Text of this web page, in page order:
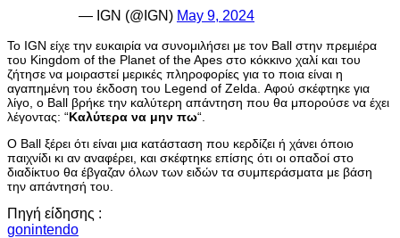
— IGN (@IGN) May 9, 2024
Το IGN είχε την ευκαιρία να συνομιλήσει με τον Ball στην πρεμιέρα
του Kingdom of the Planet of the Apes στο κόκκινο χαλί και του
ζήτησε να μοιραστεί μερικές πληροφορίες για το ποια είναι η
αγαπημένη του έκδοση του Legend of Zelda. Αφού σκέφτηκε για
λίγο, ο Ball βρήκε την καλύτερη απάντηση που θα μπορούσε να έχει
λέγοντας: “Καλύτερα να μην πω“.
Ο Ball ξέρει ότι είναι μια κατάσταση που κερδίζει ή χάνει όποιο
παιχνίδι κι αν αναφέρει, και σκέφτηκε επίσης ότι οι οπαδοί στο
διαδίκτυο θα έβγαζαν όλων των ειδών τα συμπεράσματα με βάση
την απάντησή του.
Πηγή είδησης :
gonintendo